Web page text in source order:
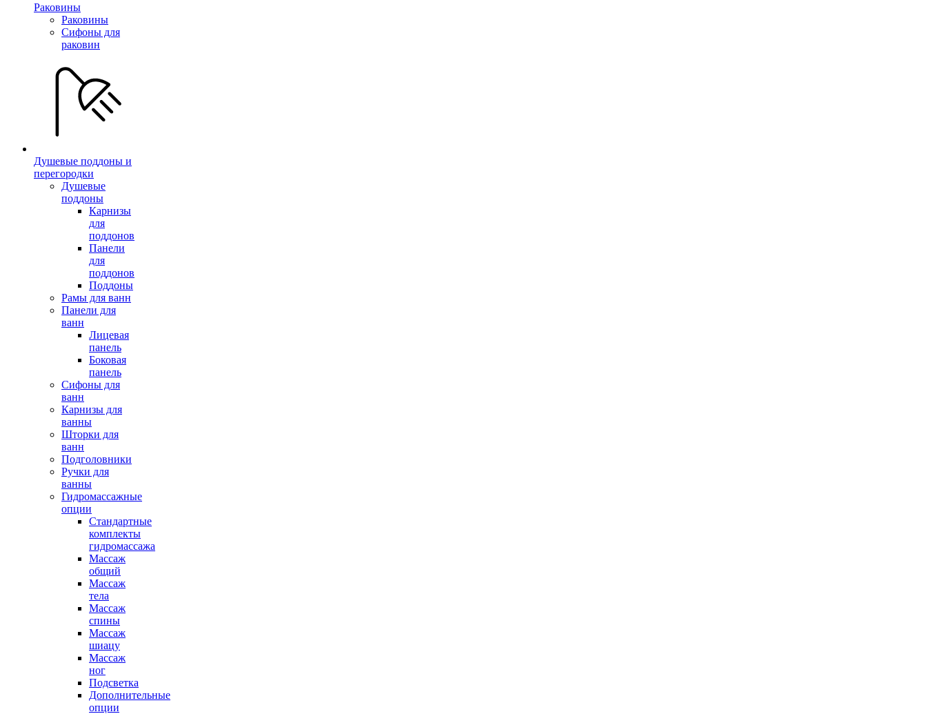
Раковины
Раковины
Сифоны для
раковин
Душевые поддоны и
перегородки
Душевые
поддоны
Карнизы
для
поддонов
Панели
для
поддонов
Поддоны
Рамы для ванн
Панели для
ванн
Лицевая
панель
Боковая
панель
Сифоны для
ванн
Карнизы для
ванны
Шторки для
ванн
Подголовники
Ручки для
ванны
Гидромассажные
опции
Стандартные
комплекты
гидромассажа
Массаж
общий
Массаж
тела
Массаж
спины
Массаж
шиацу
Массаж
ног
Подсветка
Дополнительные
опции